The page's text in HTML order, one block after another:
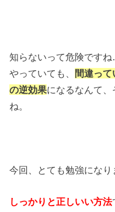
知らないって危険です
やっていても、 間違って
の逆効果になるなんて
ね。
今回、とても勉強になり
しっかりと正しいい方法